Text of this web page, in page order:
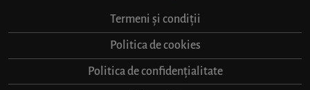
Termeni și condiții
Politica de cookies
Politica de confidențialitate